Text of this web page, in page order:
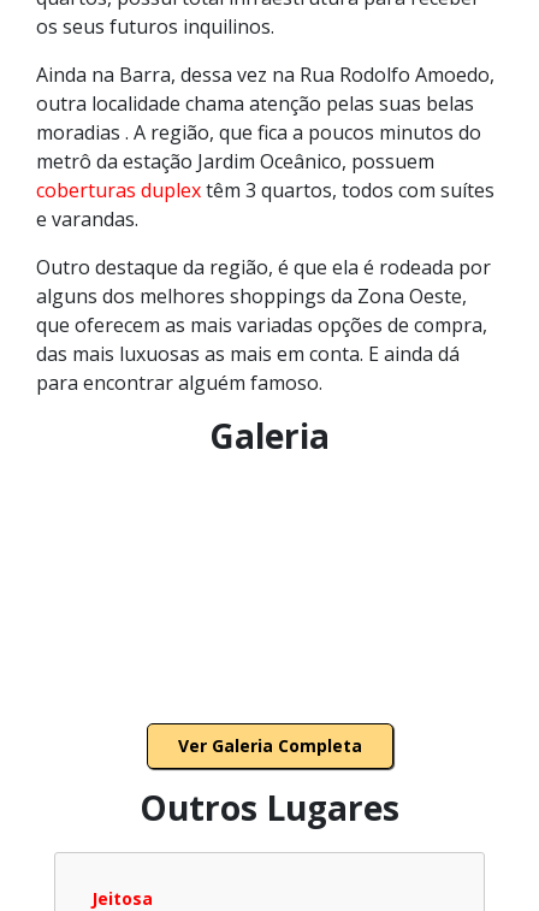
os seus futuros inquilinos.
Ainda na Barra, dessa vez na Rua Rodolfo Amoedo,
outra localidade chama atenção pelas suas belas
moradias . A região, que fica a poucos minutos do
metrô da estação Jardim Oceânico, possuem
coberturas duplextêm 3 quartos, todos com suítes
e varandas.
Outro destaque da região, é que ela é rodeada por
alguns dos melhores shoppings da Zona Oeste,
que oferecem as mais variadas opções de compra,
das mais luxuosas as mais em conta. E ainda dá
para encontrar alguém famoso.
Galeria
Ver Galeria Completa
Outros Lugares
Jeitosa